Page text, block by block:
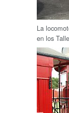
La
en los